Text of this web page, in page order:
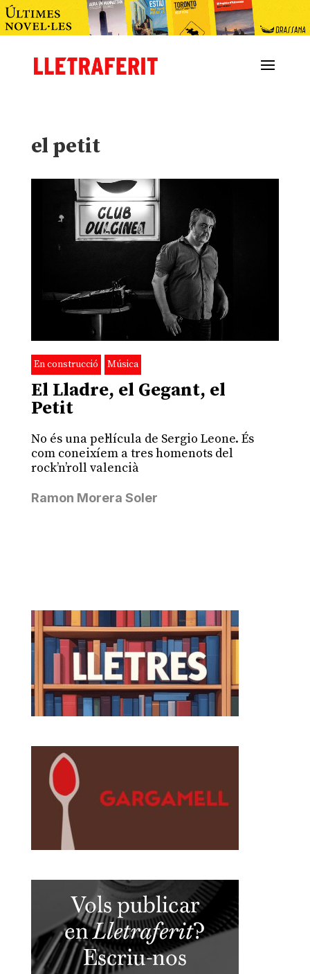
el petit
En construcció Música
El Lladre, el Gegant, el
Petit
No és una pel·lícula de Sergio Leone. És
com coneixíem a tres homenots del
rock’n’roll valencià
Ramon Morera Soler